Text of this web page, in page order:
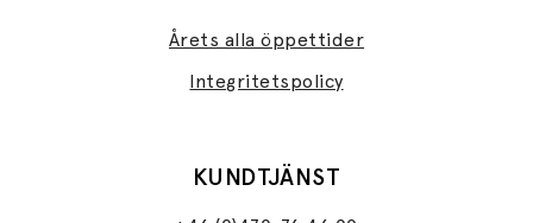
Årets alla öppettider
Integritetspolicy
KUNDTJÄNST